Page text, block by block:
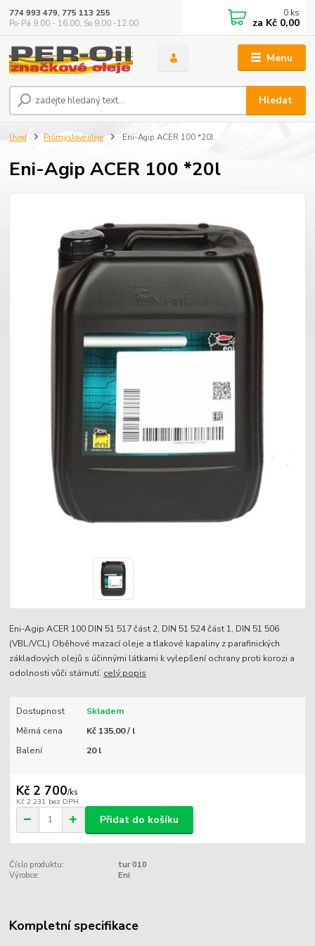
Menu
Hledat
774 993 479, 775 113 255
Po-Pá 9.00 - 16.00, So 9.00 -12.00
0 ks
za Kč 0,00
Úvod Průmyslové oleje Eni-Agip ACER 100 *20l
Eni-Agip ACER 100 *20l
Eni-Agip ACER 100 DIN 51 517 část 2, DIN 51 524 část 1, DIN 51 506
(VBL/VCL) Oběhové mazací oleje a tlakové kapaliny z parafinických
základových olejů s účinnými látkami k vylepšení ochrany proti korozi a
odolnosti vůči stárnutí. celý popis
Dostupnost
Skladem
Měrná cena
Kč 135,00 / l
Balení
20 l
Kč 2 700/ks
Kč 2 231 bez DPH
Přidat do košíku
Číslo produktu:
tur 010
Výrobce:
Eni
Kompletní specifikace